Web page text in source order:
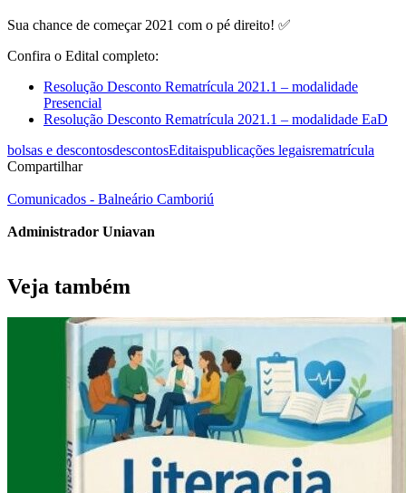
Sua chance de começar 2021 com o pé direito! ✅
Confira o Edital completo:
Resolução Desconto Rematrícula 2021.1 – modalidade
Presencial
Resolução Desconto Rematrícula 2021.1 – modalidade EaD
bolsas e descontosdescontosEditaispublicações legaisrematrícula
Compartilhar
Comunicados - Balneário Camboriú
Administrador Uniavan
Veja também